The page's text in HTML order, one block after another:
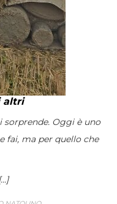
altri
Oggi è uno
fai, ma per quello che